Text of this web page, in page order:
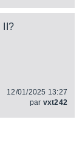
II?
12/01/2025 13:27
par vxt242